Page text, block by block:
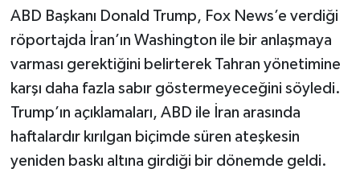
ABD Başkanı Donald Trump, Fox News’e verdiği
röportajda İran’ın Washington ile bir anlaşmaya
varması gerektiğini belirterek Tahran yönetimine
karşı daha fazla sabır göstermeyeceğini söyledi.
Trump’ın açıklamaları, ABD ile İran arasında
haftalardır kırılgan biçimde süren ateşkesin
yeniden baskı altına girdiği bir dönemde geldi.